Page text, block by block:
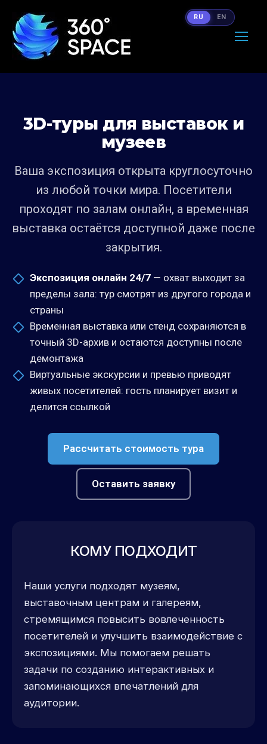
3D-туры для выставок и
музеев
Ваша экспозиция открыта круглосуточно
из любой точки мира. Посетители
проходят по залам онлайн, а временная
выставка остаётся доступной даже после
закрытия.
Экспозиция онлайн 24/7 — охват выходит за
пределы зала: тур смотрят из другого города и
страны
Временная выставка или стенд сохраняются в
точный 3D-архив и остаются доступны после
демонтажа
Виртуальные экскурсии и превью приводят
живых посетителей: гость планирует визит и
делится ссылкой
Рассчитать стоимость тура
Оставить заявку
КОМУ ПОДХОДИТ
Наши услуги подходят музеям,
выставочным центрам и галереям,
стремящимся повысить вовлеченность
посетителей и улучшить взаимодействие с
экспозициями. Мы помогаем решать
задачи по созданию интерактивных и
запоминающихся впечатлений для
аудитории.
RU EN